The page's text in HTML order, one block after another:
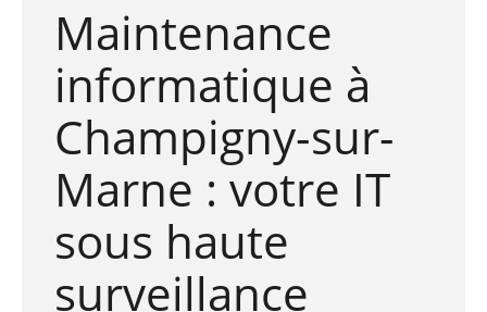
Maintenance
informatique à
Champigny-sur-
Marne : votre IT
sous haute
surveillance